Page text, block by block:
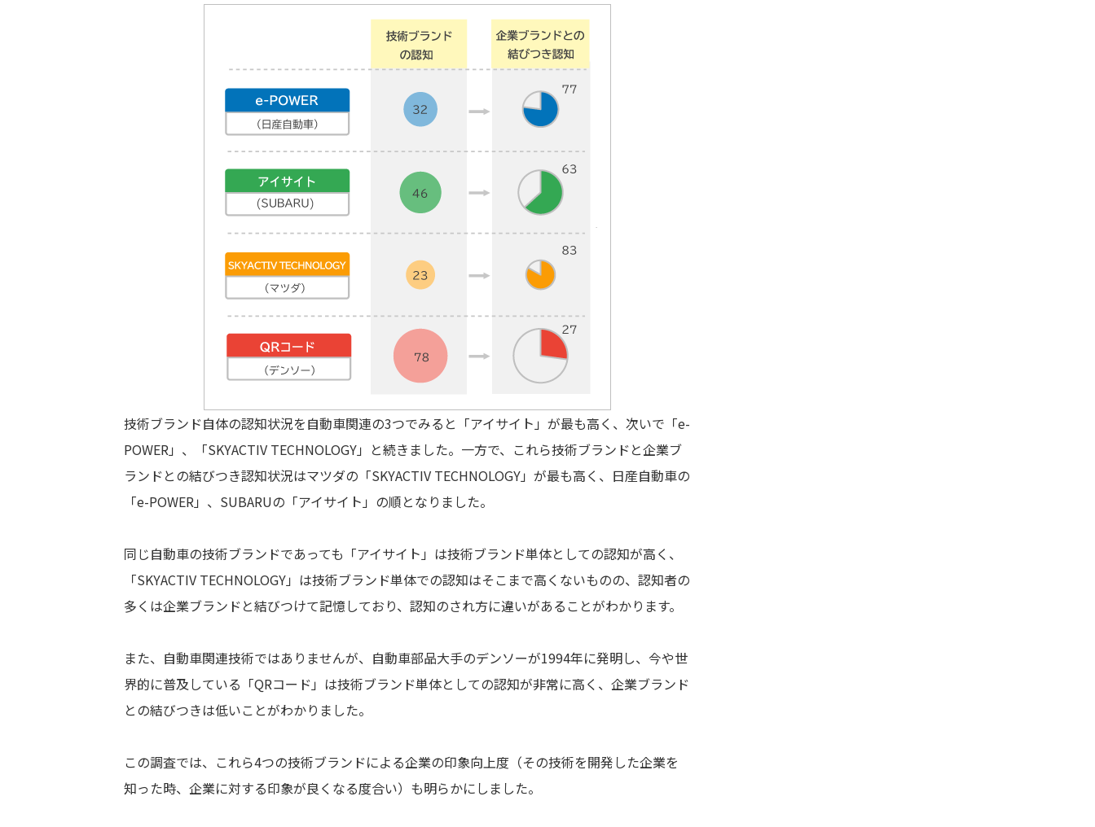
技術ブランド自体の認知状況を自動車関連の3つでみると「アイサイト」が最も高く、次いで「e-
POWER」、「SKYACTIV TECHNOLOGY」と続きました。一方で、これら技術ブランドと企業ブ
ランドとの結びつき認知状況はマツダの「SKYACTIV TECHNOLOGY」が最も高く、日産自動車の
「e-POWER」、SUBARUの「アイサイト」の順となりました。
同じ自動車の技術ブランドであっても「アイサイト」は技術ブランド単体としての認知が高く、
「SKYACTIV TECHNOLOGY」は技術ブランド単体での認知はそこまで高くないものの、認知者の
多くは企業ブランドと結びつけて記憶しており、認知のされ方に違いがあることがわかります。
また、自動車関連技術ではありませんが、自動車部品大手のデンソーが1994年に発明し、今や世
界的に普及している「QRコード」は技術ブランド単体としての認知が非常に高く、企業ブランド
との結びつきは低いことがわかりました。
この調査では、これら4つの技術ブランドによる企業の印象向上度（その技術を開発した企業を
知った時、企業に対する印象が良くなる度合い）も明らかにしました。